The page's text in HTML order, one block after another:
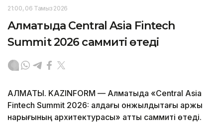
21:00, 06 Тамыз 2026
Алматыда Central Asia Fintech
Summit 2026 саммиті өтеді
АЛМАТЫ. KAZINFORM — Алматыда «Central Asia
Fintech Summit 2026: алдағы онжылдықтағы қаржы
нарығының архитектурасы» атты саммиті өтеді.